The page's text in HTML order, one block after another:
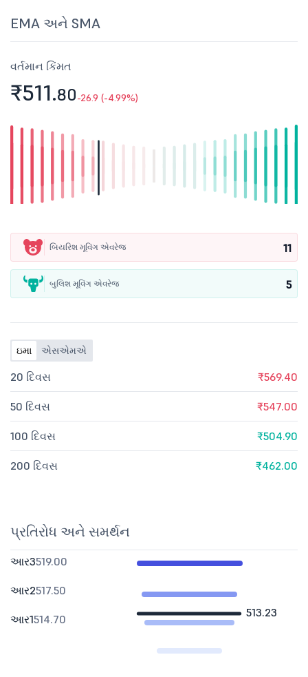
EMA અને SMA
વર્તમાન કિંમત
₹511.80-26.9 (-4.99%)
બિયરિશ મૂવિંગ એવરેજ 11
બુલિશ મૂવિંગ એવરેજ 5
ઇમા એસએમએ
20 દિવસ ₹569.40
50 દિવસ ₹547.00
100 દિવસ ₹504.90
200 દિવસ ₹462.00
પ્રતિરોધ અને સમર્થન
513.23
આર3519.00
આર2517.50
આર1514.70